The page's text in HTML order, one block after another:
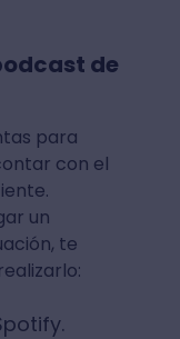
de
para
con el
un
te